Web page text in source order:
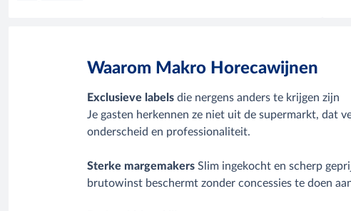
Waarom Makro Horecawijnen
Exclusieve labels die nergens anders te krijgen zijn
Je gasten herkennen ze niet uit de supermarkt, dat
onderscheid en professionaliteit.
Sterke margemakers Slim ingekocht en scherp
brutowinst beschermt zonder concessies te doen